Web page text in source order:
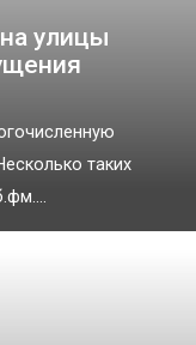
улицы
таких